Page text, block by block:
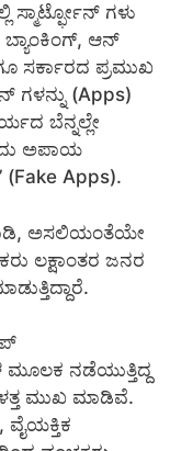
ಗಳು
ಆನ್
ಸರ್ಕಾರದ ಪ್ರಮುಖ
ಗಳನ್ನು (Apps)
ಬೆನ್ನಲ್ಲೇ
ಅಪಾಯ
(Fake Apps).
ಅಸಲಿಯಂತೆಯೇ
ಲಕ್ಷಾಂತರ ಜನರ
ನಡೆಯುತ್ತಿದ್ದ
ಮುಖ ಮಾಡಿವೆ.